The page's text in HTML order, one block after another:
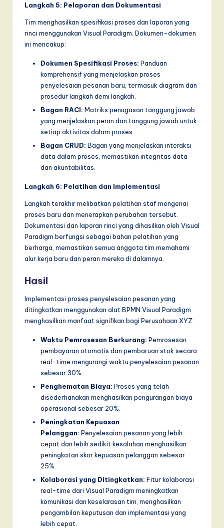
Langkah 5: Pelaporan dan Dokumentasi
Tim menghasilkan spesifikasi proses dan laporan yang
rinci menggunakan Visual Paradigm. Dokumen-dokumen
ini mencakup:
Dokumen Spesifikasi Proses: Panduan
komprehensif yang menjelaskan proses
penyelesaian pesanan baru, termasuk diagram dan
prosedur langkah demi langkah.
Bagan RACI: Matriks penugasan tanggung jawab
yang menjelaskan peran dan tanggung jawab untuk
setiap aktivitas dalam proses.
Bagan CRUD: Bagan yang menjelaskan interaksi
data dalam proses, memastikan integritas data
dan akuntabilitas.
Langkah 6: Pelatihan dan Implementasi
Langkah terakhir melibatkan pelatihan staf mengenai
proses baru dan menerapkan perubahan tersebut.
Dokumentasi dan laporan rinci yang dihasilkan oleh Visual
Paradigm berfungsi sebagai bahan pelatihan yang
berharga, memastikan semua anggota tim memahami
alur kerja baru dan peran mereka di dalamnya.
Hasil
Implementasi proses penyelesaian pesanan yang
ditingkatkan menggunakan alat BPMN Visual Paradigm
menghasilkan manfaat signifikan bagi Perusahaan XYZ:
Waktu Pemrosesan Berkurang: Pemrosesan
pembayaran otomatis dan pembaruan stok secara
real-time mengurangi waktu penyelesaian pesanan
sebesar 30%.
Penghematan Biaya: Proses yang telah
disederhanakan menghasilkan pengurangan biaya
operasional sebesar 20%.
Peningkatan Kepuasan
Pelanggan: Penyelesaian pesanan yang lebih
cepat dan lebih sedikit kesalahan menghasilkan
peningkatan skor kepuasan pelanggan sebesar
25%.
Kolaborasi yang Ditingkatkan: Fitur kolaborasi
real-time dari Visual Paradigm meningkatkan
komunikasi dan keselarasan tim, menghasilkan
pengambilan keputusan dan implementasi yang
lebih cepat.